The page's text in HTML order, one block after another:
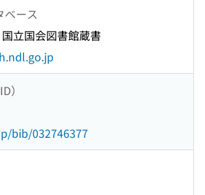
ベース
立国会図書館蔵書
）
bib/032746377